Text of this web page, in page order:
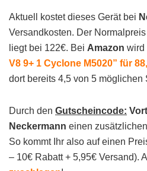
Aktuell kostet dieses Gerät bei
Versandkosten. Der
liegt bei 122€. Bei Amazon wird
V8 9+ 1 Cyclone M5020” für
dort bereits 4,5 von 5 möglichen
Durch den Gutscheincode:
Neckermann einen
So kommt Ihr also auf einen
– 10€ Rabatt + 5,95€ Versand).